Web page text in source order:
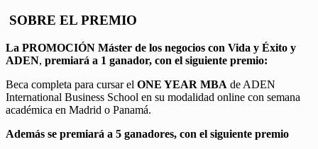
SOBRE EL PREMIO
La PROMOCIÓN Máster de los negocios con Vida y Éxito y
ADEN, premiará a 1 ganador, con el siguiente premio:
Beca completa para cursar el ONE YEAR MBA de ADEN
International Business School en su modalidad online con semana
académica en Madrid o Panamá.
Además se premiará a 5 ganadores, con el siguiente premio